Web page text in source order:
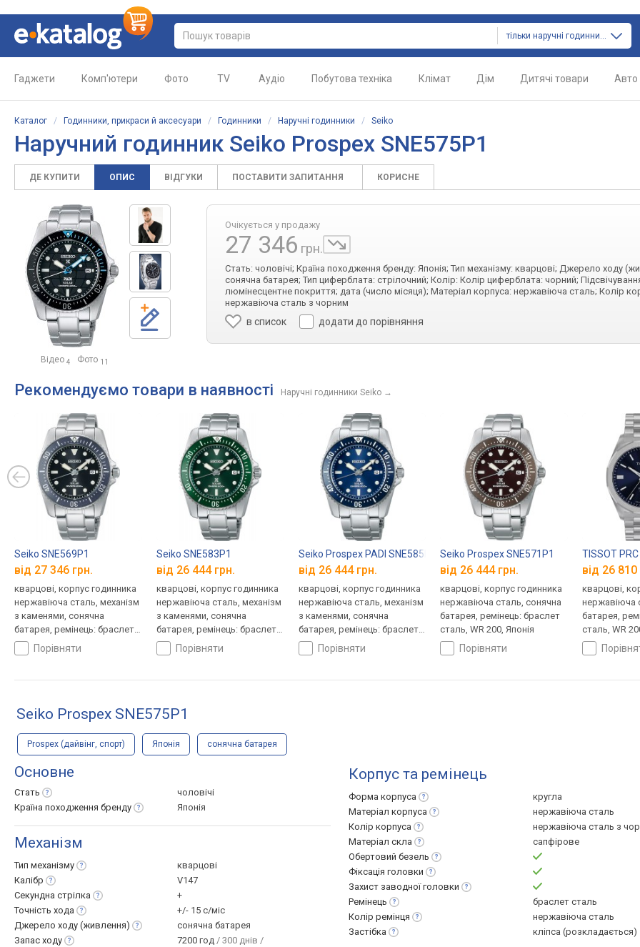
тільки наручні годинники
Гаджети Комп'ютери Фото TV Аудіо Побутова техніка Клімат Дім Дитячі товари Авто
Каталог / Годинники, прикраси й аксесуари / Годинники / Наручні годинники / Seiko
Наручний годинник Seiko Prospex SNE575P1
ДЕ КУПИТИ ОПИС ВІДГУКИ ПОСТАВИТИ ЗАПИТАННЯ КОРИСНЕ
Відео 4 Фото 11
Очікується у продажу
27 346 грн.
Стать: чоловічі; Країна походження бренду: Японія; Тип механізму: кварцові; Джерело ходу
сонячна батарея; Тип циферблата: стрілочний; Колір: Колір циферблата: чорний;
люмінесцентне покриття; дата (число місяця); Матеріал корпуса: нержавіюча сталь; Колір
нержавіюча сталь з чорним
в список додати до порівняння
Рекомендуємо товари в наявності Наручні годинники Seiko →
Seiko SNE569P1
від 27 346 грн.
кварцові, корпус годинника
нержавіюча сталь, механізм
з каменями, сонячна
батарея, ремінець: браслет
сталь, WR 200, Японія
порівняти
Seiko SNE583P1
від 26 444 грн.
кварцові, корпус годинника
нержавіюча сталь, механізм
з каменями, сонячна
батарея, ремінець: браслет
сталь, WR 200, Японія
порівняти
Seiko Prospex PADI SNE585P1
від 26 444 грн.
кварцові, корпус годинника
нержавіюча сталь, механізм
з каменями, сонячна
батарея, ремінець: браслет
сталь, WR 200, Японія
порівняти
Seiko Prospex SNE571P1
від 26 444 грн.
кварцові, корпус годинника
нержавіюча сталь, сонячна
батарея, ремінець: браслет
сталь, WR 200, Японія
порівняти
TISSOT
від 26 810
кварцові,
нержавіюча
батарея,
сталь, WR
Seiko Prospex SNE575P1
Prospex (дайвінг, спорт) Японія сонячна батарея
Основне
Стать
чоловічі
Країна походження бренду Японія
Механізм
Тип механізму
кварцові
Калібр
V147
Секундна стрілка
+
Точність хода
+/- 15 с/міс
Джерело ходу (живлення)
сонячна батарея
Запас ходу 7200 год / 300 днів /
Корпус та ремінець
Форма корпуса
кругла
Матеріал корпуса
нержавіюча сталь
Колір корпуса
нержавіюча сталь з
Матеріал скла
сапфірове
Обертовий безель
Фіксація головки
Захист заводноїголовки
Ремінець
браслет сталь
Колір ремінця
нержавіюча сталь
Застібка
кліпса (розкладається)